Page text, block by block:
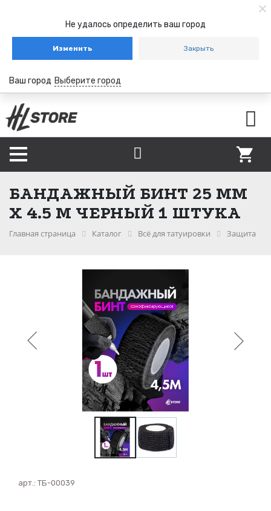
Не удалось определить ваш город
Изменить Закрыть
Ваш город Выберите город
БАНДАЖНЫЙ БИНТ 25 ММ
Х 4.5 М ЧЕРНЫЙ 1 ШТУКА
Главная страница Каталог Всё для татуировки Защита
арт.: ТБ-00039